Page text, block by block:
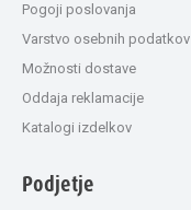
Pogoji poslovanja
Varstvo osebnih podatkov
Možnosti dostave
Oddaja reklamacije
Katalogi izdelkov
Podjetje